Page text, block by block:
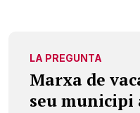
LA PREGUNTA
Marxa de
seu municipi